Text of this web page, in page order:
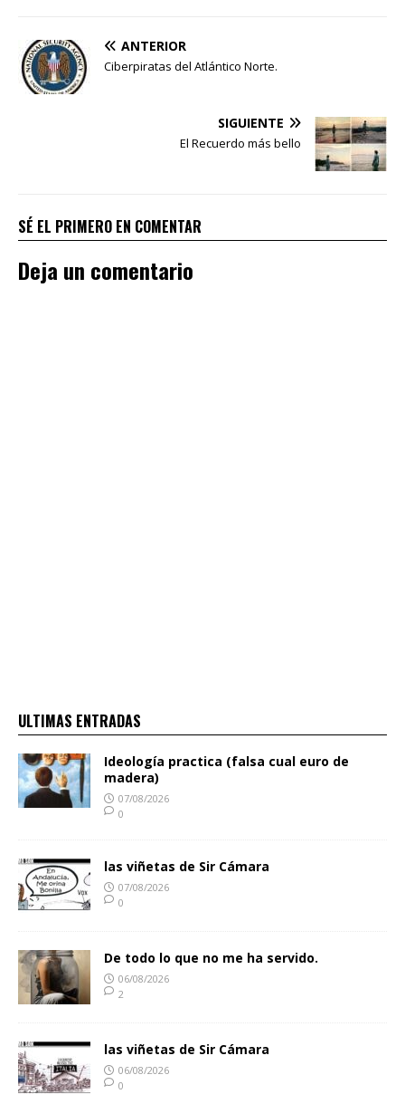
ANTERIOR
Ciberpiratas del Atlántico Norte.
SIGUIENTE
El Recuerdo más bello
SÉ EL PRIMERO EN COMENTAR
Deja un comentario
ULTIMAS ENTRADAS
Ideología practica (falsa cual euro de
madera)
07/08/2026
0
las viñetas de Sir Cámara
07/08/2026
0
De todo lo que no me ha servido.
06/08/2026
2
las viñetas de Sir Cámara
06/08/2026
0